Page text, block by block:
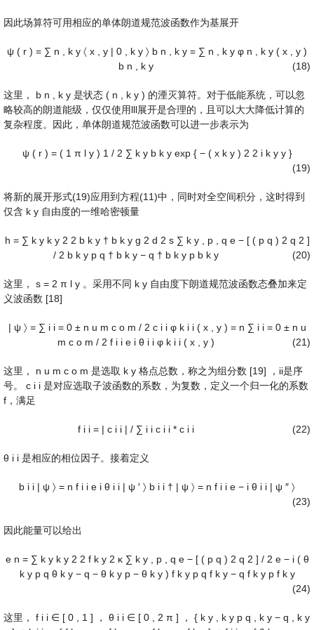
因此场算符可用相应的单体朗道规范波函数作为基展开
ψ ( r ) = ∑ n k y 〈 x y | 0 k y 〉 b n k y = ∑ n k y φ n k y ( x y )
b n k y (18)
这里， b n k y 是状态 ( n k y ) 的湮灭算符。对于低能系统，可以忽
略较高的朗道能级，仅仅使用lll展开是合理的，且可以大大降低计算的
复杂程度。因此，单体朗道规范波函数可以进一步表示为
ψ ( r ) = ( 1 π l y ) 1 / 2 ∑ k y b k y exp { − ( x k y ) 2 2 i k y y }
(19)
将新的展开形式(19)应用到方程(11)中，同时对全空间积分，这时得到
仅含 k y 自由度的一维哈密顿量
h = ∑ k y k y 2 2 b k y † b k y g 2 d 2 s ∑ k y p q e − [ ( p q ) 2 q 2 ]
/ 2 b k y p q † b k y − q † b k y p b k y (20)
这里， s = 2 π l y 。采用不同 k y 自由度下朗道规范波函数态叠加来定
义波函数 [18]
| ψ 〉 = ∑ i i = 0 ± n u m c o m / 2 c i i φ k i i ( x y ) = n ∑ i i = 0 ± n u
m c o m / 2 f i i e i θ i i φ k i i ( x y ) (21)
这里， n u m c o m 是选取 k y 格点总数，称之为组分数 [19] ，ii是序
号。 c i i 是对应选取子波函数的系数，为复数，定义一个归一化的系数
f，满足
f i i = | c i i | / ∑ i i c i i * c i i (22)
θ i i 是相应的相位因子。接着定义
b i i | ψ 〉 = n f i i e i θ i i | ψ ′ 〉 b i i † | ψ 〉 = n f i i e − i θ i i | ψ ″ 〉
(23)
因此能量可以给出
e n = ∑ k y k y 2 2 f k y 2 κ ∑ k y p q e − [ ( p q ) 2 q 2 ] / 2 e − i ( θ
k y p q θ k y − q − θ k y p − θ k y ) f k y p q f k y − q f k y p f k y
(24)
这里， f i i ∈ [ 0 1 ] ， θ i i ∈ [ 0 2 π ] ， { k y k y p q k y − q k y